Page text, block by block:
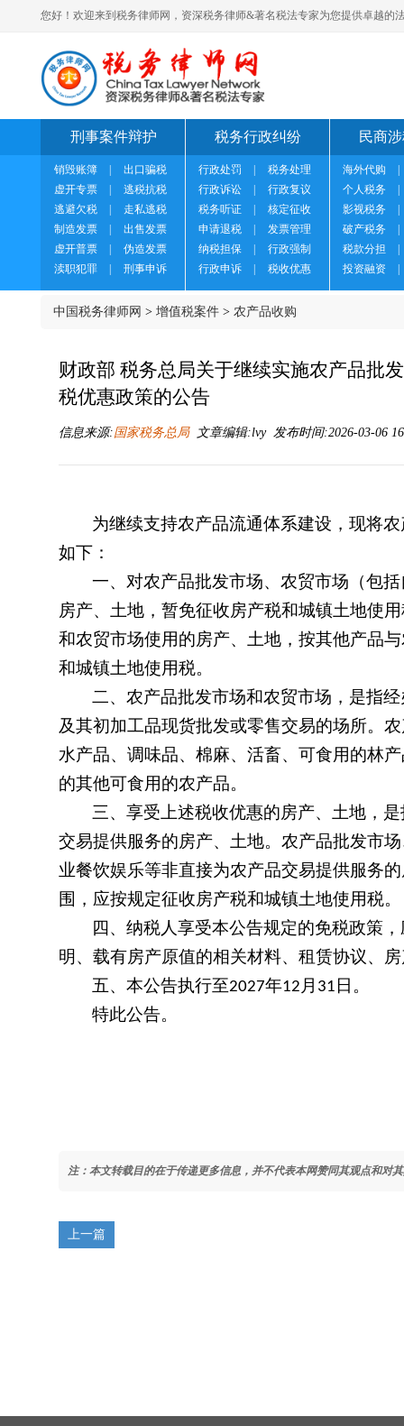
您好！欢迎来到税务律师网，资深税务律师&著名税法专家为您提供卓越的
刑事案件辩护
销毁账簿
出口骗税
虚开专票
逃税抗税
逃避欠税
走私逃税
制造发票
出售发票
虚开普票
伪造发票
渎职犯罪
刑事申诉
税务行政纠纷
行政处罚
税务处理
行政诉讼
行政复议
税务听证
核定征收
申请退税
发票管理
纳税担保
行政强制
行政申诉
税收优惠
民商
海外代购
个人税务
影视税务
破产税务
税款分担
投资融资
中国税务律师网 > 增值税案件 > 农产品收购
财政部 税务总局关于继续实施农产品批
税优惠政策的公告
信息来源:国家税务总局文章编辑:lvy 发布时间:2026-03-06
为继续支持农产品流通体系建设，现将
如下：
一、对农产品批发市场、农贸市场（包
房产、土地，暂免征收房产税和城镇土地使
和农贸市场使用的房产、土地，按其他产品
和城镇土地使用税。
二、农产品批发市场和农贸市场，是指
及其初加工品现货批发或零售交易的场所。
水产品、调味品、棉麻、活畜、可食用的林
的其他可食用的农产品。
三、享受上述税收优惠的房产、土地，
交易提供服务的房产、土地。农产品批发市
业餐饮娱乐等非直接为农产品交易提供服务
围，应按规定征收房产税和城镇土地使用税。
四、纳税人享受本公告规定的免税政策
明、载有房产原值的相关材料、租赁协议、
五、本公告执行至2027年12 月 31 日。
特此公告。
注：本文转载目的在于传递更多信息，并不代表本网赞同其观点和对
上一篇